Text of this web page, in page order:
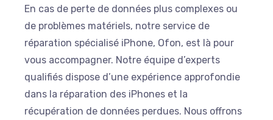
En cas de perte de données plus complexes ou
de problèmes matériels, notre service de
réparation spécialisé iPhone, Ofon, est là pour
vous accompagner. Notre équipe d’experts
qualifiés dispose d’une expérience approfondie
dans la réparation des iPhones et la
récupération de données perdues. Nous offrons